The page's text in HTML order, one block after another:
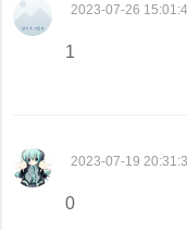
2023-07-26
1
2023-07-19
0